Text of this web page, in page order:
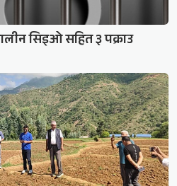
सिइओ सहित ३ पक्राउ